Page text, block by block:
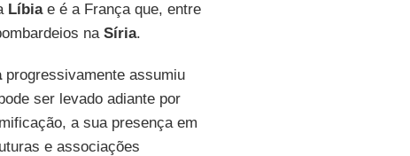
Líbiae é a França que, entre
na Síria.
progressivamente assumiu
ser levado adiante por
a sua presença em
e associações